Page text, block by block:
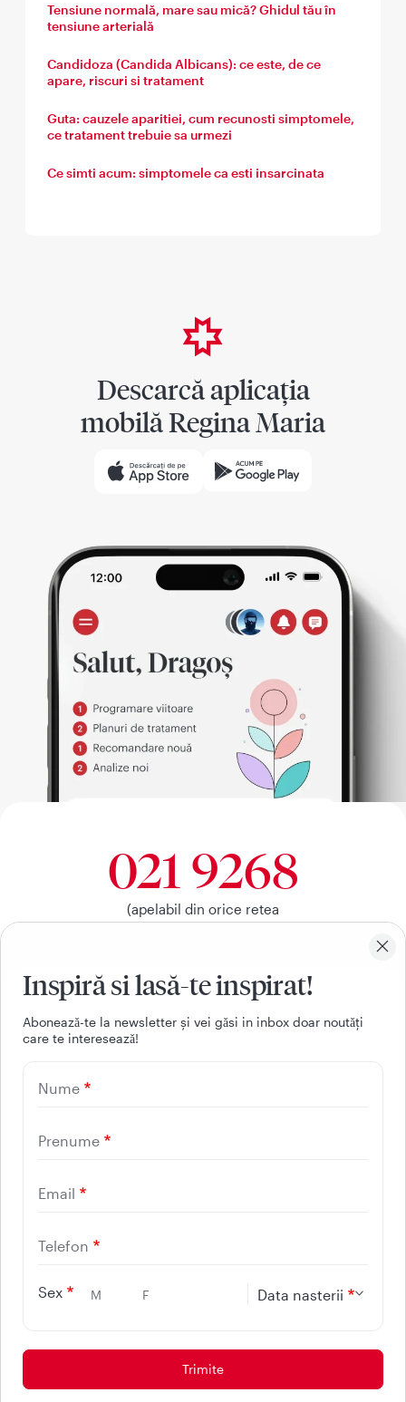
Inspiră si lasă-te inspirat!
Aboneazǎ-te la newsletter și vei gǎsi in inbox doar noutǎți
care te intereseazǎ!
Nume
Prenume
Email
Telefon
Sex M F Data nasterii
Tensiune normală, mare sau mică? Ghidul tău în
tensiune arterială
Candidoza (Candida Albicans): ce este, de ce
apare, riscuri si tratament
Guta: cauzele aparitiei, cum recunosti simptomele,
ce tratament trebuie sa urmezi
Ce simti acum: simptomele ca esti insarcinata
Descarcă aplicația
mobilă Regina Maria
021 9268
(apelabil din orice retea
CONTACT
REGINA MARIA
Protectia consumatorilor - ANPC